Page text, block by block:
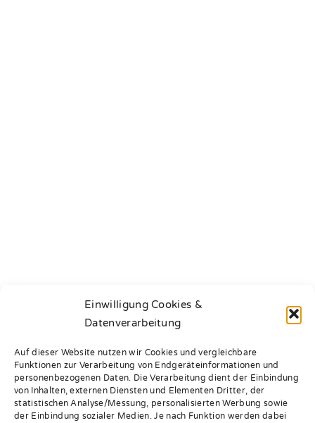
Einwilligung Cookies &
Datenverarbeitung
Auf dieser Website nutzen wir Cookies und vergleichbare
Funktionen zur Verarbeitung von Endgeräteinformationen und
personenbezogenen Daten. Die Verarbeitung dient der Einbindung
von Inhalten, externen Diensten und Elementen Dritter, der
statistischen Analyse/Messung, personalisierten Werbung sowie
der Einbindung sozialer Medien. Je nach Funktion werden dabei